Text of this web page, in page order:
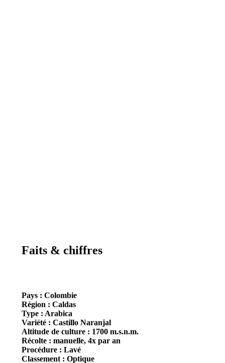
Faits & chiffres
Pays : Colombie
Région : Caldas
Type : Arabica
Variété : Castillo Naranjal
Altitude de culture : 1700 m.s.n.m.
Récolte : manuelle, 4x par an
Procédure : Lavé
Classement : Optique